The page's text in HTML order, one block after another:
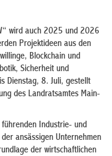
wird auch 2025 und 2026
Projektideen aus den
Blockchain und
Sicherheit und
Dienstag, 8. Juli, gestellt
des Landratsamtes Main-
Industrie- und
ansässigen Unternehmen
der wirtschaftlichen